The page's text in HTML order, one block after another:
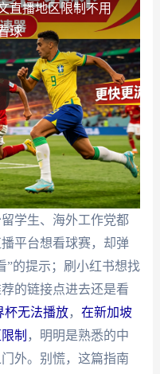
直播地区限制不用
球
学生、海外工作党都
平台想看球赛，却弹
”的提示；刷小红书想找
的链接点进去还是看
杯无法播放， 在新加坡
制 ，明明是熟悉的中
外。别慌，这篇指南